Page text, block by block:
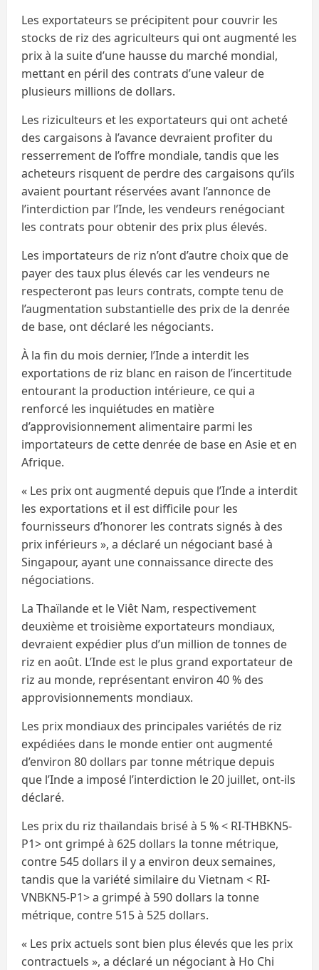
Les exportateurs se précipitent pour couvrir les
stocks de riz des agriculteurs qui ont augmenté les
prix à la suite d’une hausse du marché mondial,
mettant en péril des contrats d’une valeur de
plusieurs millions de dollars.
Les riziculteurs et les exportateurs qui ont acheté
des cargaisons à l’avance devraient profiter du
resserrement de l’offre mondiale, tandis que les
acheteurs risquent de perdre des cargaisons qu’ils
avaient pourtant réservées avant l’annonce de
l’interdiction par l’Inde, les vendeurs renégociant
les contrats pour obtenir des prix plus élevés.
Les importateurs de riz n’ont d’autre choix que de
payer des taux plus élevés car les vendeurs ne
respecteront pas leurs contrats, compte tenu de
l’augmentation substantielle des prix de la denrée
de base, ont déclaré les négociants.
À la fin du mois dernier, l’Inde a interdit les
exportations de riz blanc en raison de l’incertitude
entourant la production intérieure, ce qui a
renforcé les inquiétudes en matière
d’approvisionnement alimentaire parmi les
importateurs de cette denrée de base en Asie et en
Afrique.
« Les prix ont augmenté depuis que l’Inde a interdit
les exportations et il est difficile pour les
fournisseurs d’honorer les contrats signés à des
prix inférieurs », a déclaré un négociant basé à
Singapour, ayant une connaissance directe des
négociations.
La Thaïlande et le Viêt Nam, respectivement
deuxième et troisième exportateurs mondiaux,
devraient expédier plus d’un million de tonnes de
riz en août. L’Inde est le plus grand exportateur de
riz au monde, représentant environ 40 % des
approvisionnements mondiaux.
Les prix mondiaux des principales variétés de riz
expédiées dans le monde entier ont augmenté
d’environ 80 dollars par tonne métrique depuis
que l’Inde a imposé l’interdiction le 20 juillet, ont-ils
déclaré.
Les prix du riz thaïlandais brisé à 5 % < RI-THBKN5-
P1> ont grimpé à 625 dollars la tonne métrique,
contre 545 dollars il y a environ deux semaines,
tandis que la variété similaire du Vietnam < RI-
VNBKN5-P1> a grimpé à 590 dollars la tonne
métrique, contre 515 à 525 dollars.
« Les prix actuels sont bien plus élevés que les prix
contractuels », a déclaré un négociant à Ho Chi